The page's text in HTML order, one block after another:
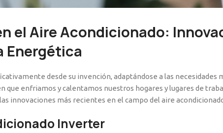
el Aire Acondicionado:
Energética
desde su invención, adaptándose a las
que enfriamos y calentamos nuestros hogares y lugares de
innovaciones más recientes en el campo del aire
Inverter